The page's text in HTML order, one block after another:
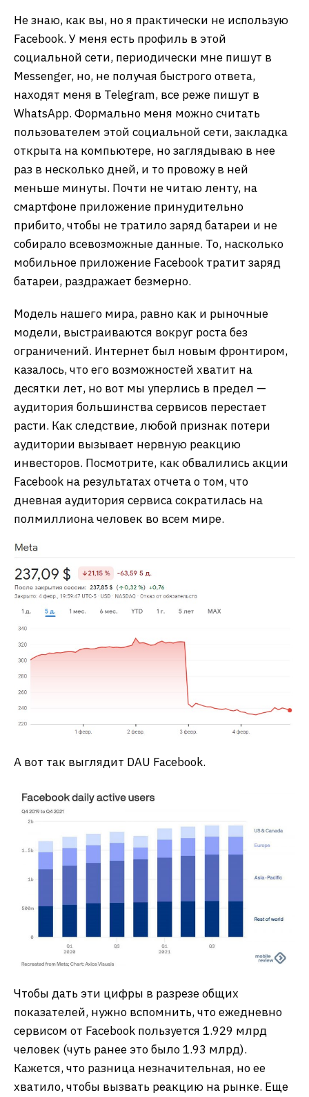
Не знаю, как вы, но я практически не использую
Facebook. У меня есть профиль в этой
социальной сети, периодически мне пишут в
Messenger, но, не получая быстрого ответа,
находят меня в Telegram, все реже пишут в
WhatsApp. Формально меня можно считать
пользователем этой социальной сети, закладка
открыта на компьютере, но заглядываю в нее
раз в несколько дней, и то провожу в ней
меньше минуты. Почти не читаю ленту, на
смартфоне приложение принудительно
прибито, чтобы не тратило заряд батареи и не
собирало всевозможные данные. То, насколько
мобильное приложение Facebook тратит заряд
батареи, раздражает безмерно.
Модель нашего мира, равно как и рыночные
модели, выстраиваются вокруг роста без
ограничений. Интернет был новым фронтиром,
казалось, что его возможностей хватит на
десятки лет, но вот мы уперлись в предел —
аудитория большинства сервисов перестает
расти. Как следствие, любой признак потери
аудитории вызывает нервную реакцию
инвесторов. Посмотрите, как обвалились акции
Facebook на результатах отчета о том, что
дневная аудитория сервиса сократилась на
полмиллиона человек во всем мире.
А вот так выглядит DAU Facebook.
Чтобы дать эти цифры в разрезе общих
показателей, нужно вспомнить, что ежедневно
сервисом от Facebook пользуется 1.929 млрд
человек (чуть ранее это было 1.93 млрд).
Кажется, что разница незначительная, но ее
хватило, чтобы вызвать реакцию на рынке. Еще